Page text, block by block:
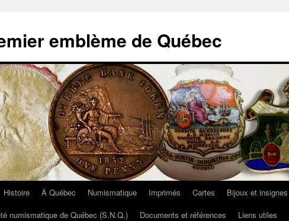
emblème de Québec
Histoire À Québec Numismatique Imprimés Cartes Bijoux et insignes
numismatique de Québec (S.N.Q.)
Documents et références Liens utiles